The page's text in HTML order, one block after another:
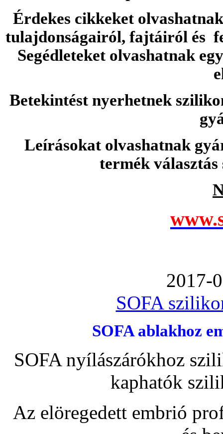
Érdekes cikkeket
tulajdonságairól, fajtáiról és
Segédleteket olvashatnak
Betekintést nyerhetnek
Leírásokat olvashatnak
termék
2017-
SOFA
SOFA ablakhoz
SOFA nyílászárókhoz
kaphatók
Az elöregedett embrió